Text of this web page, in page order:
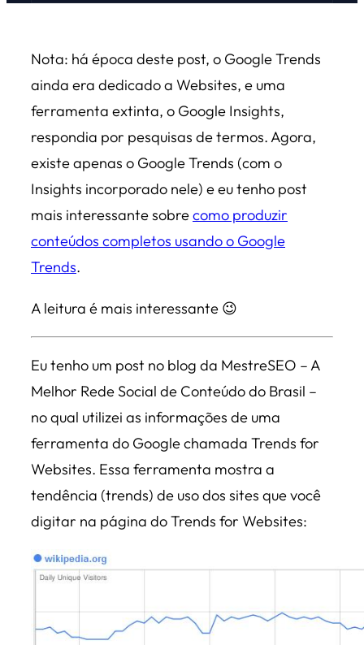
Nota: há época deste post, o Google Trends
ainda era dedicado a Websites, e uma
ferramenta extinta, o Google Insights,
respondia por pesquisas de termos. Agora,
existe apenas o Google Trends (com o
Insights incorporado nele) e eu tenho post
mais interessante sobrecomo produzir
conteúdos completos usando o Google
Trends.
A leitura é mais interessante 😉
Eu tenho um post no blog da MestreSEO – A
Melhor Rede Social de Conteúdo do Brasil –
no qual utilizei as informações de uma
ferramenta do Google chamada Trends for
Websites. Essa ferramenta mostra a
tendência (trends) de uso dos sites que você
digitar na página do Trends for Websites: